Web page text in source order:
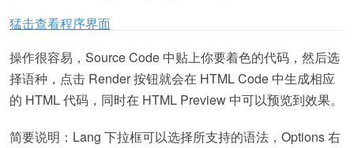
猛击查看程序界面
操作很容易，Source Code 中贴上你要着色的代码，然后选
择语种，点击 Render 按钮就会在 HTML Code 中生成相应
的 HTML 代码，同时在 HTML Preview 中可以预览到效果。
简要说明：Lang 下拉框可以选择所支持的语法，Options 右